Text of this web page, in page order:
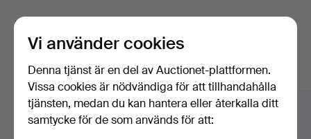
Här är föremål från vårt arkiv som
matchar din sökning
Visa alla föremål
Vi använder cookies
Denna tjänst är en del av Auctionet-plattformen.
Vissa cookies är nödvändiga för att tillhandahålla
tjänsten, medan du kan hantera eller återkalla ditt
samtycke för de som används för att: